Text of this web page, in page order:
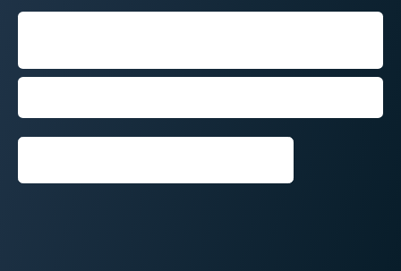
ORDRE­AF­SEN­DELSE OG -
Få udført flere job, og øg kunde­til­freds­